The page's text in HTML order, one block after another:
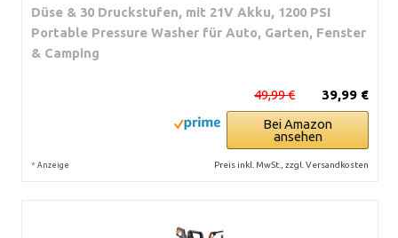
Düse & 30 Druckstufen, mit 21V Akku, 1200 PSI
Portable Pressure Washer für Auto, Garten, Fenster
& Camping
39,99 €
49,99 €
Bei Amazon
ansehen
* Anzeige Preis inkl. MwSt., zzgl. Versandkosten